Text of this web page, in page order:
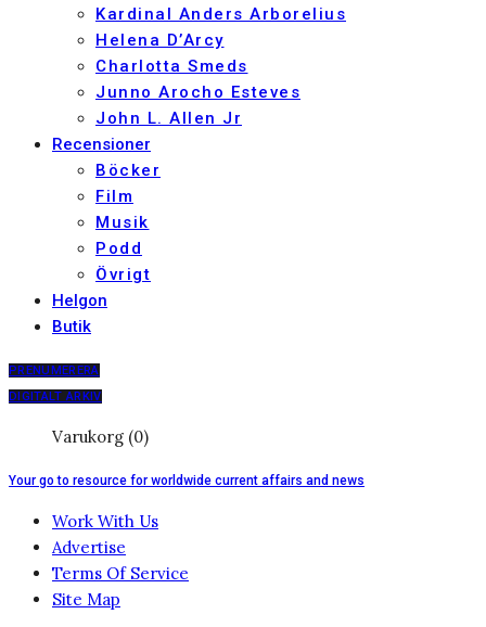
Kardinal Anders Arborelius
Helena D’Arcy
Charlotta Smeds
Junno Arocho Esteves
John L. Allen Jr
Recensioner
Böcker
Film
Musik
Podd
Övrigt
Helgon
Butik
PRENUMERERA
DIGITALT ARKIV
Varukorg (0)
Your go to resource for worldwide current affairs and news
Work With Us
Advertise
Terms Of Service
Site Map